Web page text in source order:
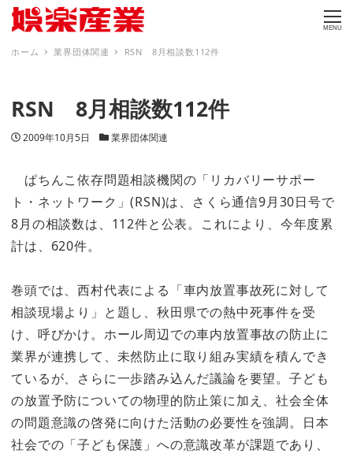
MENU
ホーム 業界団体関連 RSN 8月相談数112件
RSN 8月相談数112件
投稿日
2009年10月5日 カテゴリー
業界団体関連
ぱちんこ依存問題相談機関の「リカバリーサポー
ト・ネットワーク」(RSN)は、さくら通信9月30日号で
8月の相談数は、112件と公表。これにより、今年度累
計は、620件。
巻頭では、西村代表による「車内放置事故死に対して
相談現場より」と題し、秋田県での熱中死事件を受
け、呼びかけ。ホール周辺での車内放置事故の防止に
業界が連携して、未然防止に取り組み実績を積んでき
ているが、さらに一歩踏み込んだ議論を要望。子ども
の放置予防についての物理的防止策に加え、社会全体
の問題意識の啓発に向けた活動の必要性を強調。日本
社会での「子ども保護」への意識改革が課題であり、